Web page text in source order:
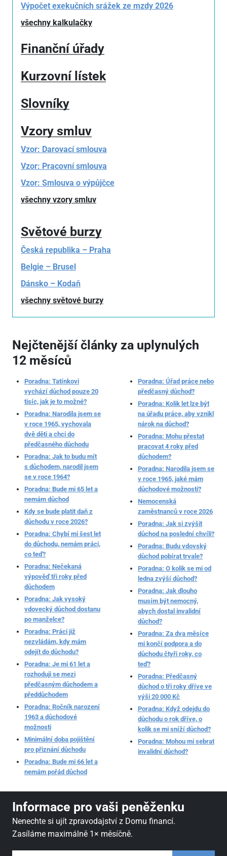
Výpočet exekučních srážek ze mzdy 2026
všechny kalkulačky
Finanční úřady
Kurzovní lístek
Slovníky
Vzory smluv
Vzor: Darovací smlouva
Vzor: Pracovní smlouva
Vzor: Smlouva o výpůjčce
všechny vzory smluv
Světové burzy
Česká republika – Praha
Belgie – Brusel
Dánsko – Kodaň
všechny světové burzy
Nejčtenější články za uplynulých
12 měsíců
Poradna: Tatínkovi
vychází důchod pouze 20
tisíc, jak je to možné?
Poradna: Narodila jsem se
v roce 1965, vychovala
dvě děti a chci do
předčasného důchodu
Poradna: Jak to budu mít
s důchodem, narodil jsem
se v roce 1964?
Poradna: Bude mi 65 let a
nemám důchod
Kdy se bude platit daň z
důchodu v roce 2026?
Poradna: Chybí mi šest let
do důchodu, nemám práci,
co teď?
Poradna: Nečekaná
výpověď tři roky před
důchodem
Poradna: Jak vysoký
vdovecký důchod dostanu
po manželce?
Poradna: Práci již
nezvládám, kdy mám
odejít do důchodu?
Poradna: Je mi 61 let a
rozhoduji se mezi
předčasným důchodem a
předdůchodem
Poradna: Ročník narození
1963 a důchodové
možnosti
Minimální doba pojištění
pro přiznání důchodu
Poradna: Bude mi 66 let a
nemám pořád důchod
Poradna: Úřad práce nebo
předčasný důchod?
Poradna: Kolik let lze být
na úřadu práce, aby vznikl
nárok na důchod?
Poradna: Mohu přestat
pracovat 4 roky před
důchodem?
Poradna: Narodila jsem se
v roce 1965, jaké mám
důchodové možnosti?
Nemocenská
zaměstnanců v roce 2026
Poradna: Jak si zvýšit
důchod na poslední chvíli?
Poradna: Budu vdovský
důchod pobírat trvale?
Poradna: O kolik se mi od
ledna zvýší důchod?
Poradna: Jak dlouho
musím být nemocný,
abych dostal invalidní
důchod?
Poradna: Za dva měsíce
mi končí podpora a do
důchodu čtyři roky, co
teď?
Poradna: Předčasný
důchod o tři roky dříve ve
výši 20 000 Kč
Poradna: Když odejdu do
důchodu o rok dříve, o
kolik se mi sníží důchod?
Poradna: Mohou mi sebrat
invalidní důchod?
Informace pro vaši peněženku
Nenechte si ujít zpravodajství z Domu financí.
Zasíláme maximálně 1× měsíčně.